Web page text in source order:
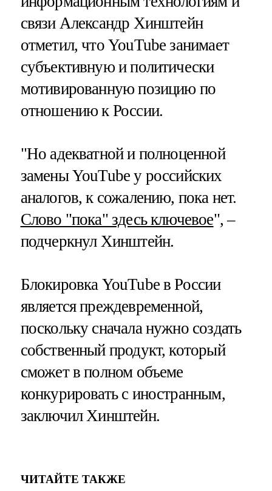
связи Александр Хинштейн
отметил, что YouTube занимает
субъективную и политически
мотивированную позицию по
отношению к России.
"Но адекватной и полноценной
замены YouTube у российских
аналогов, к сожалению, пока нет.
Слово "пока" здесь ключевое", –
подчеркнул Хинштейн.
Блокировка YouTube в России
является преждевременной,
поскольку сначала нужно создать
собственный продукт, который
сможет в полном объеме
конкурировать с иностранным,
заключил Хинштейн.
ЧИТАЙТЕ ТАКЖЕ